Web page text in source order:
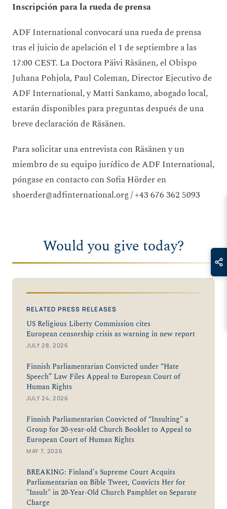
Inscripción para la rueda de prensa
ADF International convocará una rueda de prensa
tras el juicio de apelación el 1 de septiembre a las
17:00 CEST. La Doctora Päivi Räsänen, el Obispo
Juhana Pohjola, Paul Coleman, Director Ejecutivo de
ADF International, y Matti Sankamo, abogado local,
estarán disponibles para preguntas después de una
breve declaración de Räsänen.
Para solicitar una entrevista con Räsänen y un
miembro de su equipo jurídico de ADF International,
póngase en contacto con Sofia Hörder en
shoerder@adfinternational.org/ +43 676 362 5093
Would you give today?
RELATED PRESS RELEASES
US Religious Liberty Commission cites
European censorship crisis as warning in new report
JULY 28, 2026
Finnish Parliamentarian Convicted under “Hate
Speech” Law Files Appeal to European Court of
Human Rights
JULY 24, 2026
Finnish Parliamentarian Convicted of “Insulting" a
Group for 20-year-old Church Booklet to Appeal to
European Court of Human Rights
MAY 7, 2026
BREAKING: Finland's Supreme Court Acquits
Parliamentarian on Bible Tweet, Convicts Her for
"Insult" in 20-Year-Old Church Pamphlet on Separate
Charge